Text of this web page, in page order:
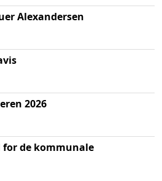
Alexandersen
2026
de kommunale